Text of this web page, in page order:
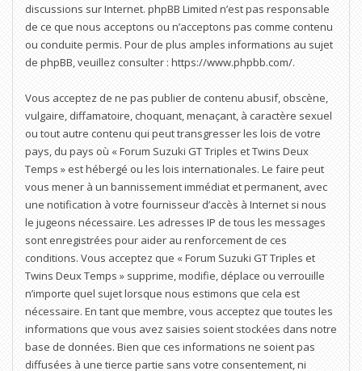
discussions sur Internet. phpBB Limited n’est pas responsable
de ce que nous acceptons ou n’acceptons pas comme contenu
ou conduite permis. Pour de plus amples informations au sujet
de phpBB, veuillez consulter : https://www.phpbb.com/.
Vous acceptez de ne pas publier de contenu abusif, obscène,
vulgaire, diffamatoire, choquant, menaçant, à caractère sexuel
ou tout autre contenu qui peut transgresser les lois de votre
pays, du pays où « Forum Suzuki GT Triples et Twins Deux
Temps » est hébergé ou les lois internationales. Le faire peut
vous mener à un bannissement immédiat et permanent, avec
une notification à votre fournisseur d’accès à Internet si nous
le jugeons nécessaire. Les adresses IP de tous les messages
sont enregistrées pour aider au renforcement de ces
conditions. Vous acceptez que « Forum Suzuki GT Triples et
Twins Deux Temps » supprime, modifie, déplace ou verrouille
n’importe quel sujet lorsque nous estimons que cela est
nécessaire. En tant que membre, vous acceptez que toutes les
informations que vous avez saisies soient stockées dans notre
base de données. Bien que ces informations ne soient pas
diffusées à une tierce partie sans votre consentement, ni